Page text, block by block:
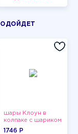
шары Клоун в
колпаке с шариком
1746 P